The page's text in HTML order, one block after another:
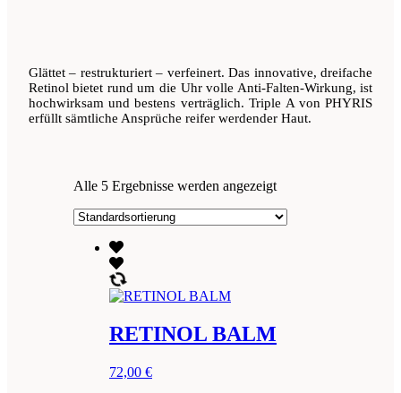
Glättet – restrukturiert – verfeinert. Das innovative, dreifache
Retinol bietet rund um die Uhr volle Anti-Falten-Wirkung, ist
hochwirksam und bestens verträglich. Triple A von PHYRIS
erfüllt sämtliche Ansprüche reifer werdender Haut.
Alle 5 Ergebnisse werden angezeigt
RETINOL BALM
72,00 €